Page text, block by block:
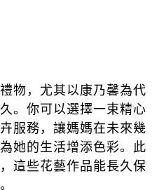
物，尤其以康乃馨為代
。你可以選擇一束精心
服務，讓媽媽在未來幾
她的生活增添色彩。此
這些花藝作品能長久保